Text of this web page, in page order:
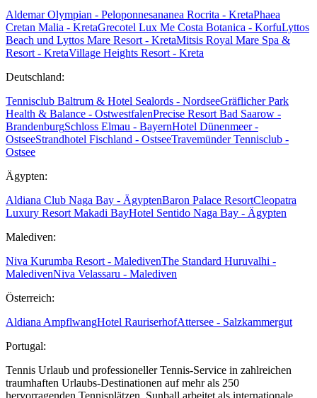
Aldemar Olympian - Peloponnesananea Rocrita - KretaPhaea
Cretan Malia - KretaGrecotel Lux Me Costa Botanica - KorfuLyttos
Beach und Lyttos Mare Resort - KretaMitsis Royal Mare Spa &
Resort - KretaVillage Heights Resort - Kreta
Deutschland:
Tennisclub Baltrum & Hotel Sealords - NordseeGräflicher Park
Health & Balance - OstwestfalenPrecise Resort Bad Saarow -
BrandenburgSchloss Elmau - BayernHotel Dünenmeer -
OstseeStrandhotel Fischland - OstseeTravemünder Tennisclub -
Ostsee
Ägypten:
Aldiana Club Naga Bay - ÄgyptenBaron Palace ResortCleopatra
Luxury Resort Makadi BayHotel Sentido Naga Bay - Ägypten
Malediven:
Niva Kurumba Resort - MaledivenThe Standard Huruvalhi -
MaledivenNiva Velassaru - Malediven
Österreich:
Aldiana AmpflwangHotel RauriserhofAttersee - Salzkammergut
Portugal:
Tennis Urlaub und professioneller Tennis-Service in zahlreichen
traumhaften Urlaubs-Destinationen auf mehr als 250